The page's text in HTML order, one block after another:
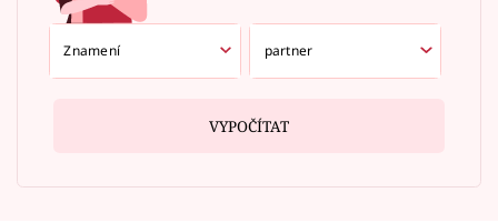
VYPOČÍTAT